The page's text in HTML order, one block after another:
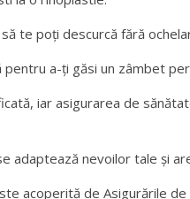
te poți descurcă fără
a-ți găsi un zâmbet
iar asigurarea de
adaptează nevoilor tale și
acoperită de Asigurările